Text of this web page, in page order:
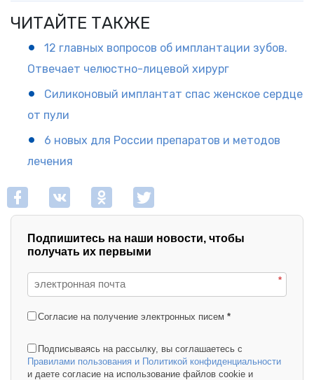
ЧИТАЙТЕ ТАКЖЕ
12 главных вопросов об имплантации зубов.
Отвечает челюстно-лицевой хирург
Силиконовый имплантат спас женское сердце
от пули
6 новых для России препаратов и методов
лечения
Подпишитесь на наши новости, чтобы
получать их первыми
*
Согласие на получение электронных писем *
Подписываясь на рассылку, вы соглашаетесь с
Правилами пользования и Политикой конфиденциальности
и даете согласие на использование файлов cookie и